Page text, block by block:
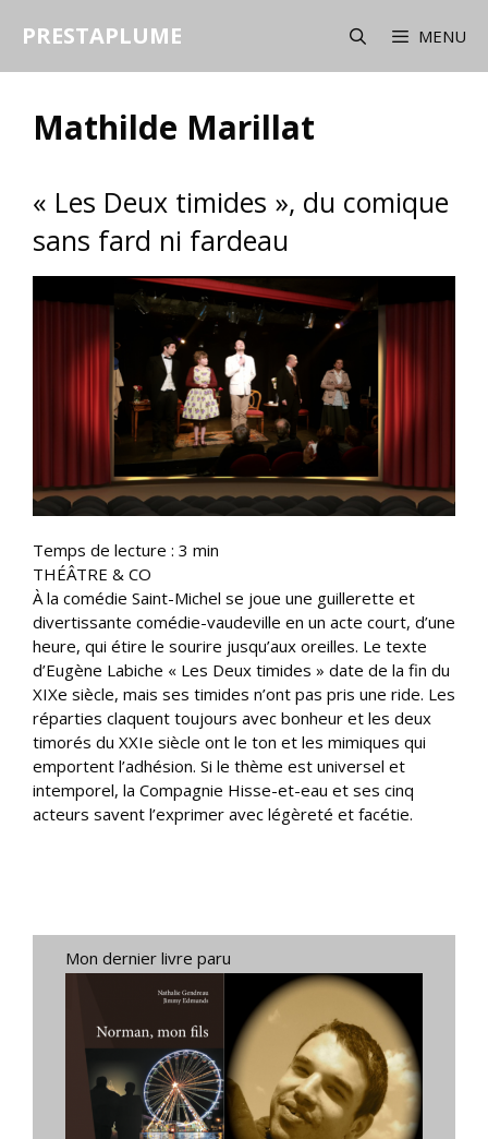
PRESTAPLUME MENU
Mathilde Marillat
« Les Deux timides », du comique
sans fard ni fardeau
Temps de lecture : 3 min
THÉÂTRE & CO
À la comédie Saint-Michel se joue une guillerette et
divertissante comédie-vaudeville en un acte court, d’une
heure, qui étire le sourire jusqu’aux oreilles. Le texte
d’Eugène Labiche « Les Deux timides » date de la fin du
XIXe siècle, mais ses timides n’ont pas pris une ride. Les
réparties claquent toujours avec bonheur et les deux
timorés du XXIe siècle ont le ton et les mimiques qui
emportent l’adhésion. Si le thème est universel et
intemporel, la Compagnie Hisse-et-eau et ses cinq
acteurs savent l’exprimer avec légèreté et facétie.
Mon dernier livre paru